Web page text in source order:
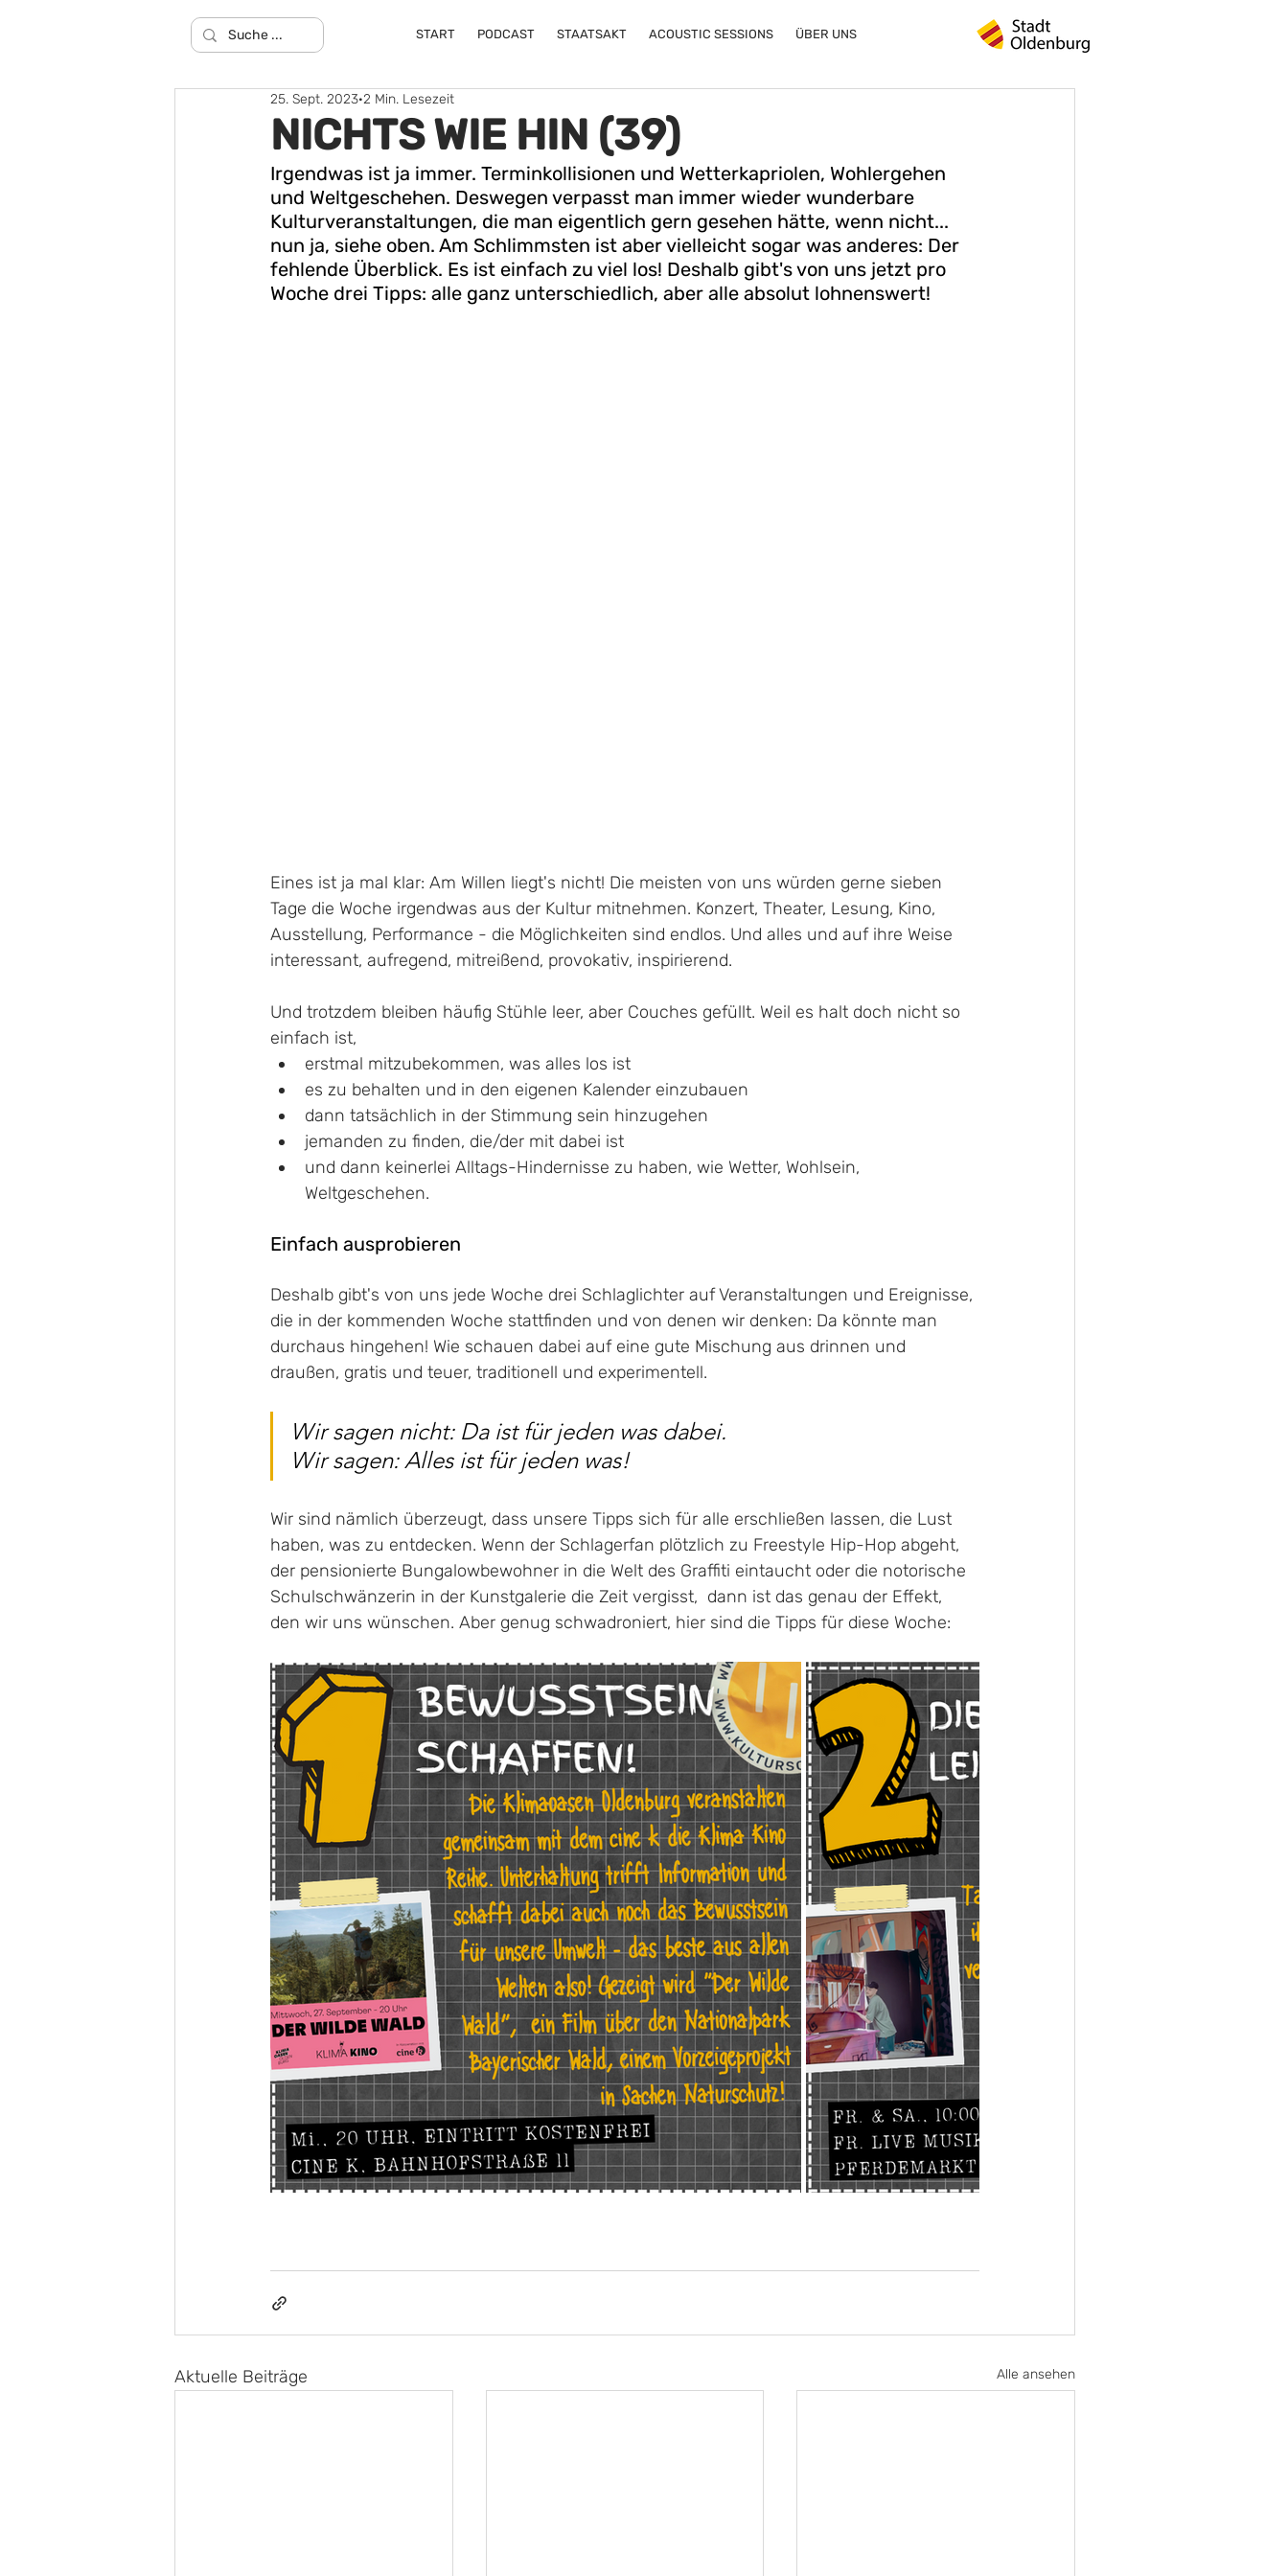
START PODCAST STAATSAKT ACOUSTIC SESSIONS ÜBER UNS
NICHTS WIE HIN (39)
25. Sept. 2023 2 Min. Lesezeit
Irgendwas ist ja immer. Terminkollisionen und Wetterkapriolen, Wohlergehen
und Weltgeschehen. Deswegen verpasst man immer wieder wunderbare
Kulturveranstaltungen, die man eigentlich gern gesehen hätte, wenn nicht...
nun ja, siehe oben. Am Schlimmsten ist aber vielleicht sogar was anderes: Der
fehlende Überblick. Es ist einfach zu viel los! Deshalb gibt's von uns jetzt pro
Woche drei Tipps: alle ganz unterschiedlich, aber alle absolut lohnenswert!
Eines ist ja mal klar: Am Willen liegt's nicht! Die meisten von uns würden gerne sieben
Tage die Woche irgendwas aus der Kultur mitnehmen. Konzert, Theater, Lesung, Kino,
Ausstellung, Performance - die Möglichkeiten sind endlos. Und alles und auf ihre Weise
interessant, aufregend, mitreißend, provokativ, inspirierend.
Und trotzdem bleiben häufig Stühle leer, aber Couches gefüllt. Weil es halt doch nicht so
einfach ist,
erstmal mitzubekommen, was alles los ist
es zu behalten und in den eigenen Kalender einzubauen
dann tatsächlich in der Stimmung sein hinzugehen
jemanden zu finden, die/der mit dabei ist
und dann keinerlei Alltags-Hindernisse zu haben, wie Wetter, Wohlsein,
Weltgeschehen.
Einfach ausprobieren
Deshalb gibt's von uns jede Woche drei Schlaglichter auf Veranstaltungen und Ereignisse,
die in der kommenden Woche stattfinden und von denen wir denken: Da könnte man
durchaus hingehen! Wie schauen dabei auf eine gute Mischung aus drinnen und
draußen, gratis und teuer, traditionell und experimentell.
Wir sagen nicht: Da ist für jeden was dabei.
Wir sagen: Alles ist für jeden was!
Wir sind nämlich überzeugt, dass unsere Tipps sich für alle erschließen lassen, die Lust
haben, was zu entdecken. Wenn der Schlagerfan plötzlich zu Freestyle Hip-Hop abgeht,
der pensionierte Bungalowbewohner in die Welt des Graffiti eintaucht oder die notorische
Schulschwänzerin in der Kunstgalerie die Zeit vergisst,  dann ist das genau der Effekt,
den wir uns wünschen. Aber genug schwadroniert, hier sind die Tipps für diese Woche:
Aktuelle Beiträge Alle ansehen